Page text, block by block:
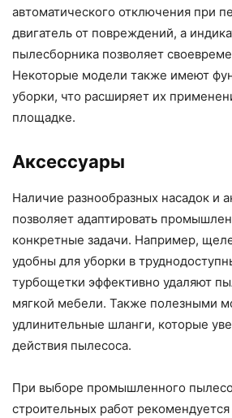
автоматического отключения при
двигатель от повреждений, а
пылесборника позволяет
Некоторые модели также имеют
уборки, что расширяет их
площадке.
Аксессуары
Наличие разнообразных насадок и
позволяет адаптировать
конкретные задачи. Например,
удобны для уборки в
турбощетки эффективно удаляют
мягкой мебели. Также полезными
удлинительные шланги, которые
действия пылесоса.
При выборе промышленного
строительных работ